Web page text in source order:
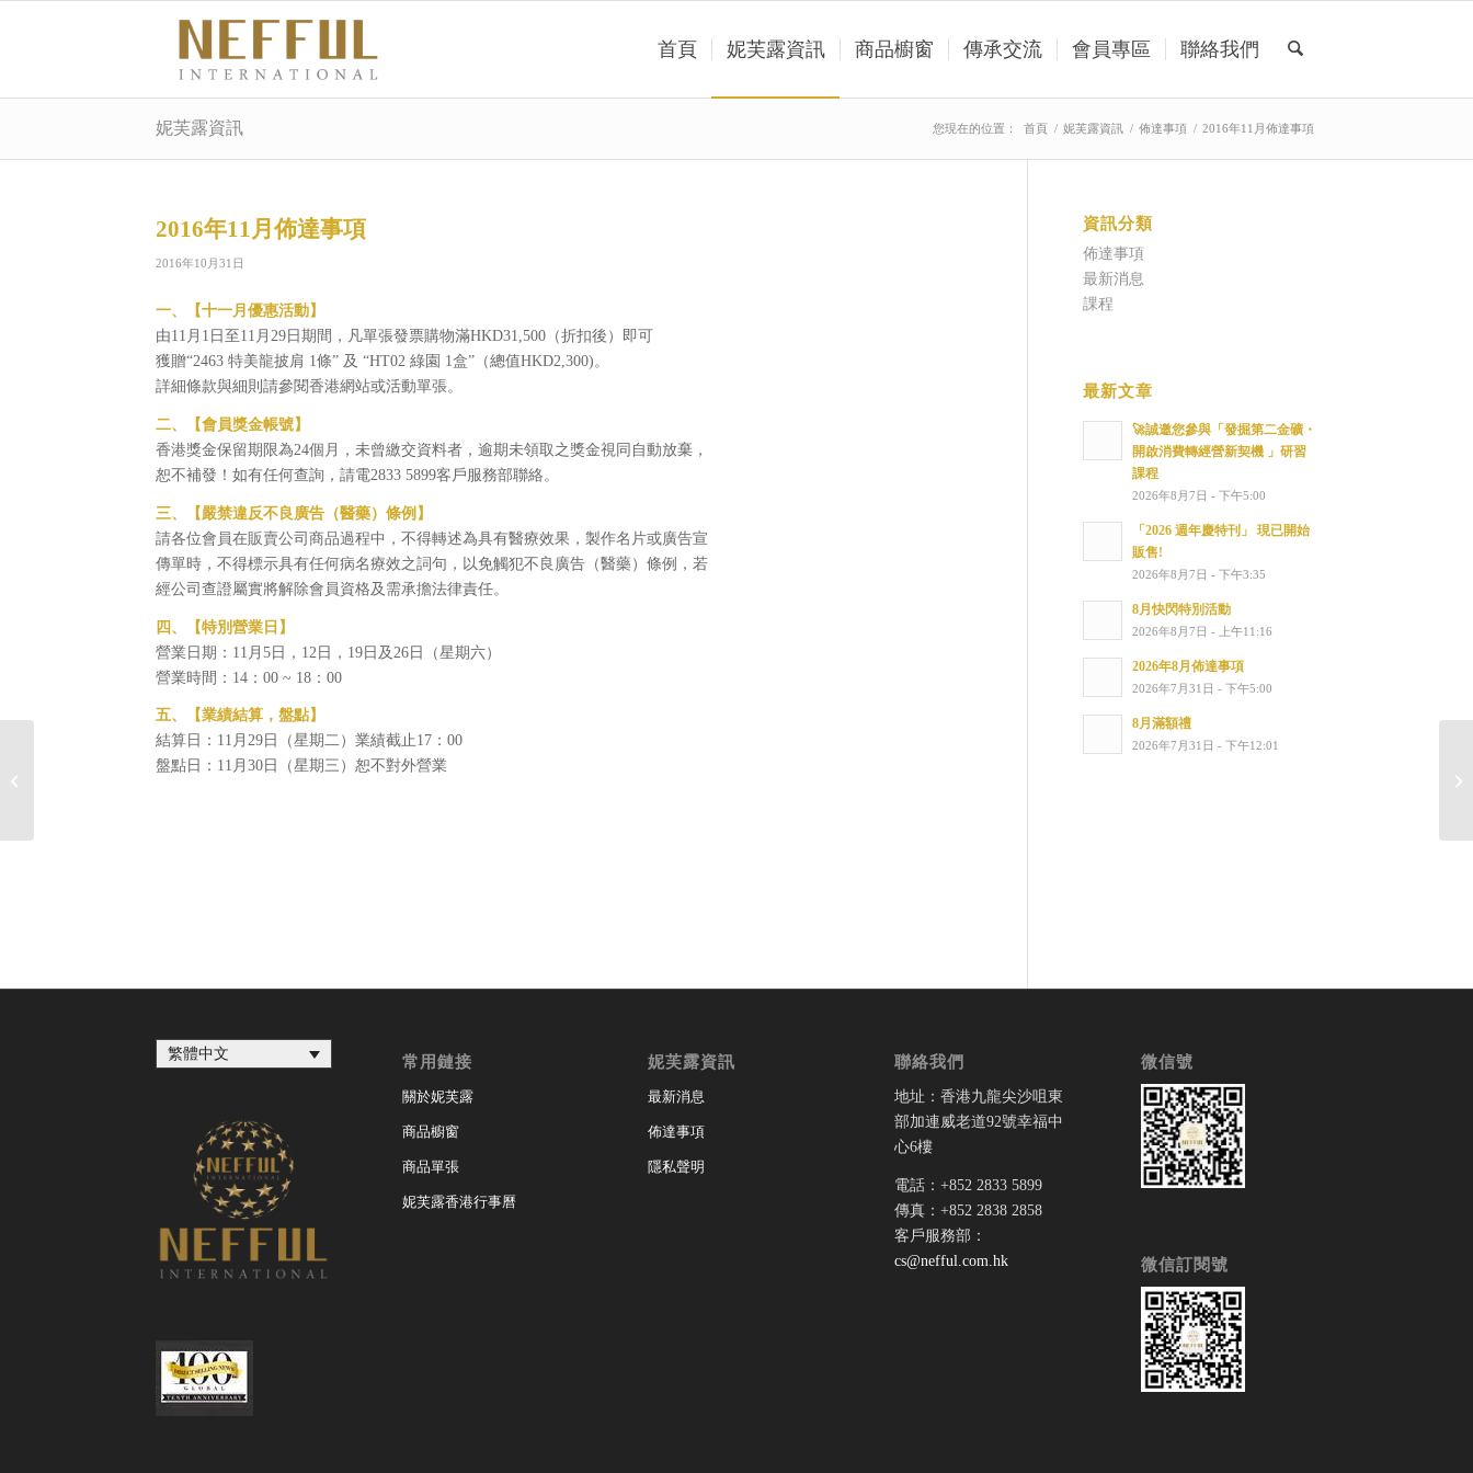
首頁 妮芙露資訊 商品櫥窗 傳承交流 會員專區 聯絡我們
妮芙露資訊 您現在的位置： 首頁 / 妮芙露資訊 / 佈達事項 / 2016年11月佈達事項
2016年11月佈達事項
2016年10月31日
一、【十一月優惠活動】
由11月1日至11月29日期間，凡單張發票購物滿HKD31,500（折扣後）即可
獲贈“2463 特美龍披肩 1條” 及 “HT02 綠園 1盒”（總值HKD2,300)。
詳細條款與細則請參閱香港網站或活動單張。
二、【會員獎金帳號】
香港獎金保留期限為24個月，未曾繳交資料者，逾期未領取之獎金視同自動放棄，
恕不補發！如有任何查詢，請電2833 5899客戶服務部聯絡。
三、【嚴禁違反不良廣告（醫藥）條例】
請各位會員在販賣公司商品過程中，不得轉述為具有醫療效果，製作名片或廣告宣
傳單時，不得標示具有任何病名療效之詞句，以免觸犯不良廣告（醫藥）條例，若
經公司查證屬實將解除會員資格及需承擔法律責任。
四、【特別營業日】
營業日期：11月5日，12日，19日及26日（星期六）
營業時間：14：00 ~ 18：00
五、【業績結算，盤點】
結算日：11月29日（星期二）業績截止17：00
盤點日：11月30日（星期三）恕不對外營業
資訊分類
佈達事項
最新消息
課程
最新文章
🚀誠邀您參與「發掘第二金礦・
開啟消費轉經營新契機 」研習
課程
2026年8月7日 - 下午5:00
「2026 週年慶特刊」 現已開始
販售!
2026年8月7日 - 下午3:35
8月快閃特別活動
2026年8月7日 - 上午11:16
2026年8月佈達事項
2026年7月31日 - 下午5:00
8月滿額禮
2026年7月31日 - 下午12:01
繁體中文 常用鏈接
關於妮芙露
商品櫥窗
商品單張
妮芙露香港行事曆
妮芙露資訊
最新消息
佈達事項
隱私聲明
聯絡我們
地址：香港九龍尖沙咀東
部加連威老道92號幸福中
心6樓
電話：+852 2833 5899
傳真：+852 2838 2858
客戶服務部：
cs@nefful.com.hk
微信號
微信訂閱號